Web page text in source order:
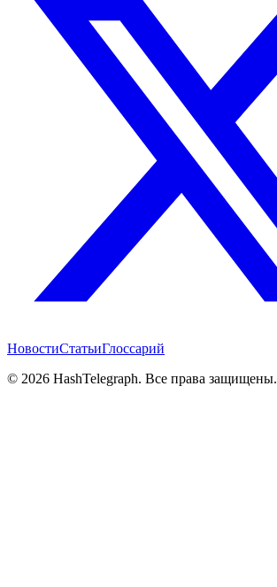
НовостиСтатьиГлоссарий
© 2026 HashTelegraph. Все права защищены.